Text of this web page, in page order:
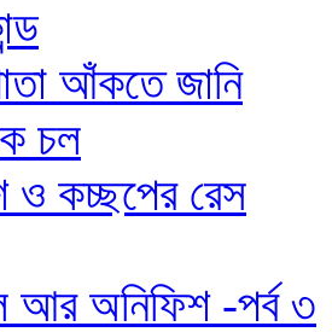
আঁকতে জানি
চল
ও কচ্ছপের রেস
আর অনিফিশ -পর্ব ৩